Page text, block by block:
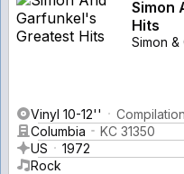
Simon
Hits
Simon &
Vinyl 10-12''
Columbia
KC 31350
US
1972
Rock